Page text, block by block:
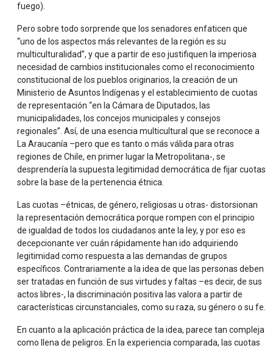
fuego).
Pero sobre todo sorprende que los senadores enfaticen que
“uno de los aspectos más relevantes de la región es su
multiculturalidad”, y que a partir de eso justifiquen la imperiosa
necesidad de cambios institucionales como el reconocimiento
constitucional de los pueblos originarios, la creación de un
Ministerio de Asuntos Indígenas y el establecimiento de cuotas
de representación “en la Cámara de Diputados, las
municipalidades, los concejos municipales y consejos
regionales”. Así, de una esencia multicultural que se reconoce a
La Araucanía –pero que es tanto o más válida para otras
regiones de Chile, en primer lugar la Metropolitana-, se
desprendería la supuesta legitimidad democrática de fijar cuotas
sobre la base de la pertenencia étnica.
Las cuotas –étnicas, de género, religiosas u otras- distorsionan
la representación democrática porque rompen con el principio
de igualdad de todos los ciudadanos ante la ley, y por eso es
decepcionante ver cuán rápidamente han ido adquiriendo
legitimidad como respuesta a las demandas de grupos
específicos. Contrariamente a la idea de que las personas deben
ser tratadas en función de sus virtudes y faltas –es decir, de sus
actos libres-, la discriminación positiva las valora a partir de
características circunstanciales, como su raza, su género o su fe.
En cuanto a la aplicación práctica de la idea, parece tan compleja
como llena de peligros. En la experiencia comparada, las cuotas